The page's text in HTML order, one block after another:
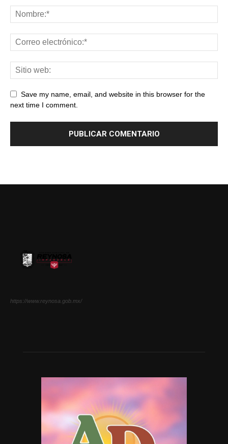
Save my name, email, and website in this browser for the
next time I comment.
https://www.reynosa.gob.mx/